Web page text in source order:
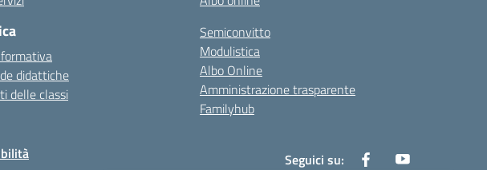
didattiche
delle classi
Semiconvitto
Modulistica
Albo Online
Amministrazione trasparente
Familyhub
Seguici su: